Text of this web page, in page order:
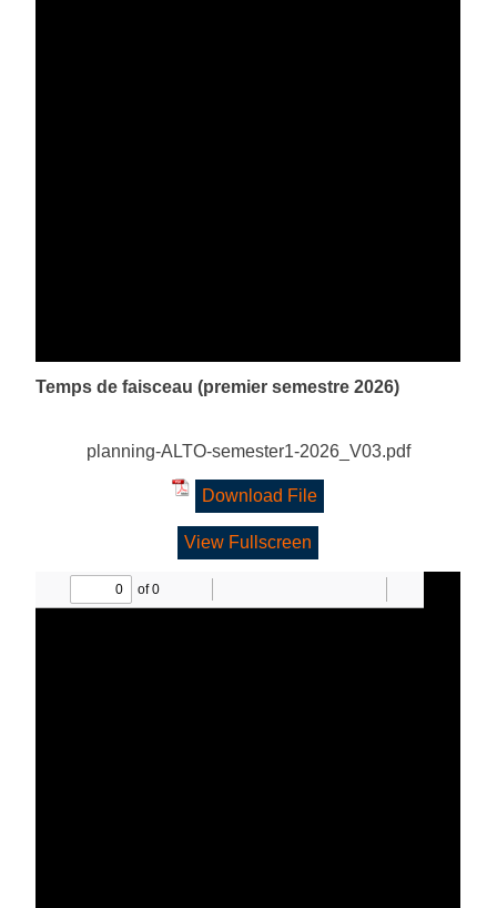
Temps de faisceau (premier semestre 2026)
planning-ALTO-semester1-2026_V03.pdf
Download File
View Fullscreen